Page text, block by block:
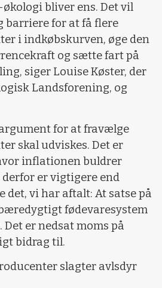
bliver ens. Det vil
barriere for at få flere
i indkøbskurven, øge den
og sætte fart på
siger Louise Køster, der
Landsforening, og
for at fravælge
skal udviskes. Det er
inflationen buldrer
derfor er vigtigere end
det, vi har aftalt: At satse på
fødevaresystem
er nedsat moms på
bidrag til.
slagter avlsdyr